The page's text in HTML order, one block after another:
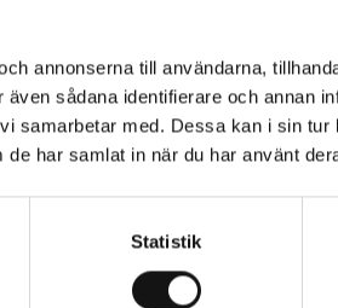
annonserna till användarna,
sådana identifierare och annan
samarbetar med. Dessa kan i sin tur
har samlat in när du har använt
Statistik
produkter